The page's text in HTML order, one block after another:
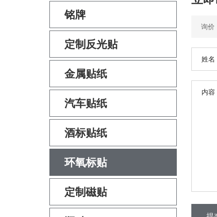
铭牌
定制反光贴
金属贴纸
汽车贴纸
酒标贴纸
环氧标贴
定制磁贴